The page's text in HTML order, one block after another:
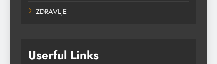
ZDRAVLJE
Userful Links